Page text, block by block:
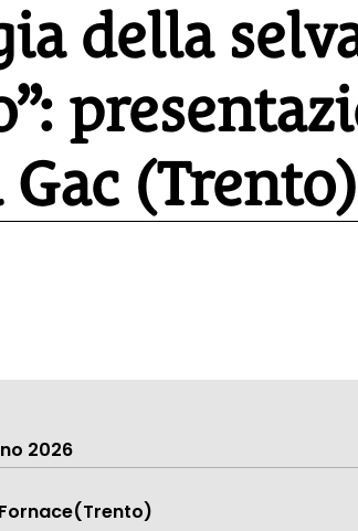
della
(Trento)
2026
(Trento)